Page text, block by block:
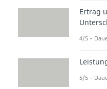
im
Ertrag
4/5 –
5/5 –